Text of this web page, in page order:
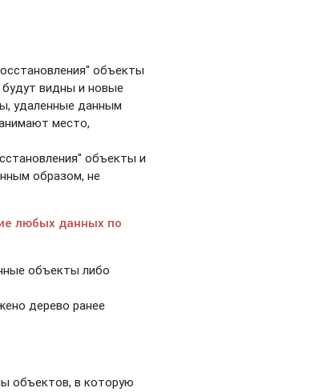
объекты
будут видны и новые
удаленные данным
место,
объекты и
образом, не
любых данных по
объекты либо
дерево ранее
объектов, в которую